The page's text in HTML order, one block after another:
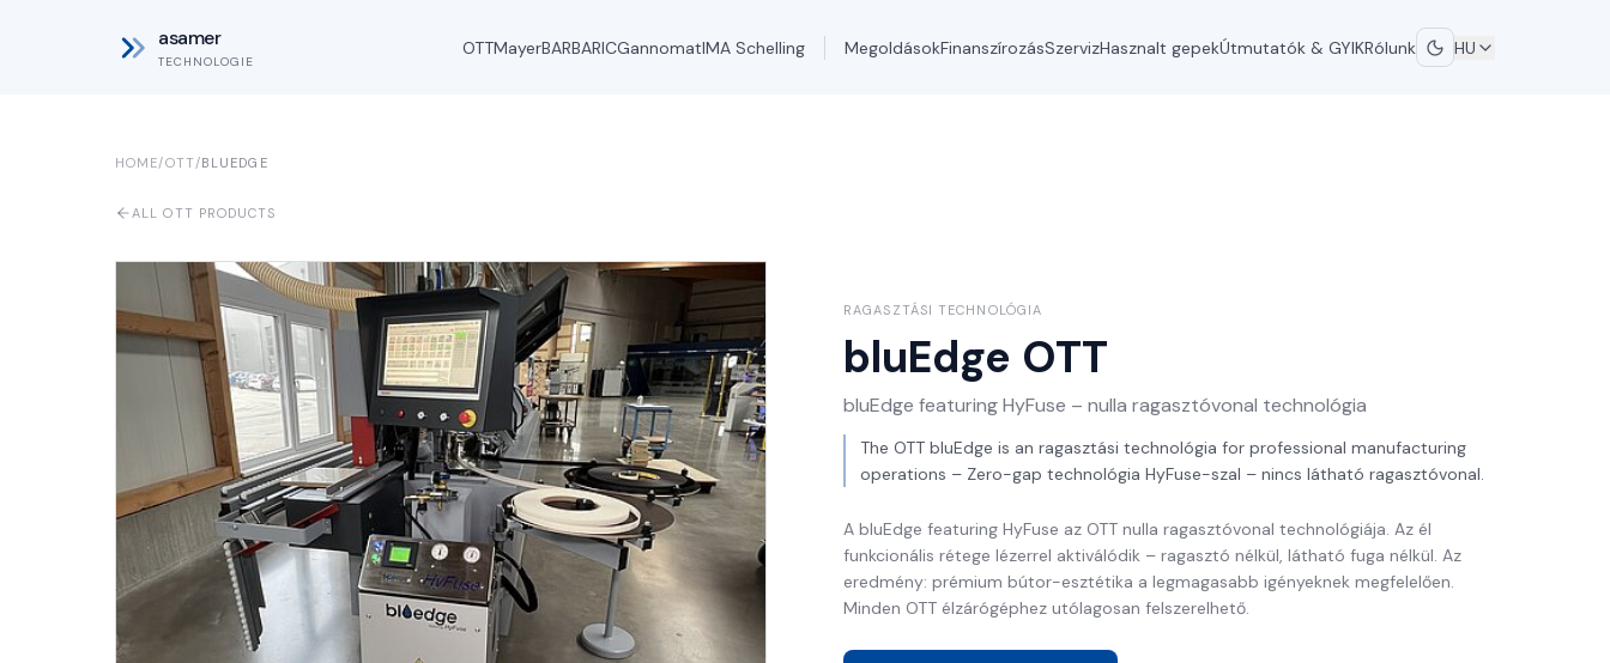
asamer
TECHNOLOGIE
OTTMayerBARBARICGannomatIMA Schelling MegoldásokFinanszírozásSzervizHasznalt gepekÚtmutatók & GYIKRólunk HU
HOME/OTT/BLUEDGE
ALL OTT PRODUCTS
RAGASZTÁSI TECHNOLÓGIA
bluEdge OTT
bluEdge featuring HyFuse – nulla ragasztóvonal technológia
The OTT bluEdge is an ragasztási technológia for professional manufacturing
operations – Zero-gap technológia HyFuse-szal – nincs látható ragasztóvonal.
A bluEdge featuring HyFuse az OTT nulla ragasztóvonal technológiája. Az él
funkcionális rétege lézerrel aktiválódik – ragasztó nélkül, látható fuga nélkül. Az
eredmény: prémium bútor-esztétika a legmagasabb igényeknek megfelelően.
Minden OTT élzárógéphez utólagosan felszerelhető.